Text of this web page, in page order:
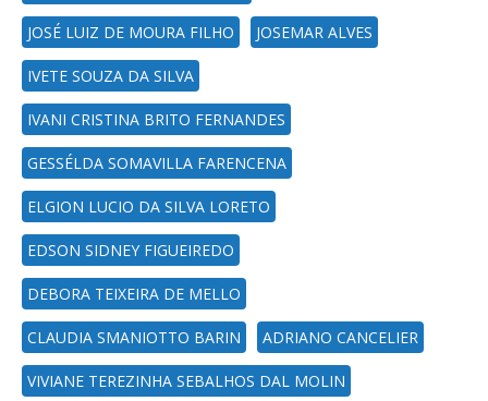
JOSÉ LUIZ DE MOURA FILHO JOSEMAR ALVES
IVETE SOUZA DA SILVA
IVANI CRISTINA BRITO FERNANDES
GESSÉLDA SOMAVILLA FARENCENA
ELGION LUCIO DA SILVA LORETO
EDSON SIDNEY FIGUEIREDO
DEBORA TEIXEIRA DE MELLO
CLAUDIA SMANIOTTO BARIN ADRIANO CANCELIER
VIVIANE TEREZINHA SEBALHOS DAL MOLIN